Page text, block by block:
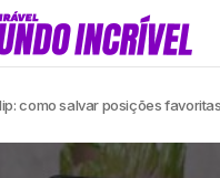
como salvar posições